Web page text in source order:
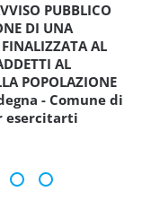
PUBBLICO
DI UNA
AL
AL
POPOLAZIONE
- Comune di
esercitarti